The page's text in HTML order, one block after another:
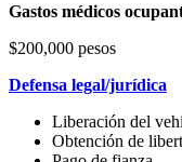
Gastos médicos
$200,000 pesos
Defensa legal/jurídica
Liberación del
Obtención de